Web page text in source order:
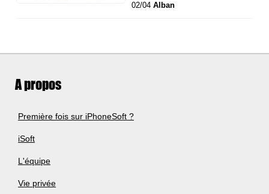
02/04Alban
A propos
Première fois sur iPhoneSoft ?
iSoft
L'équipe
Vie privée